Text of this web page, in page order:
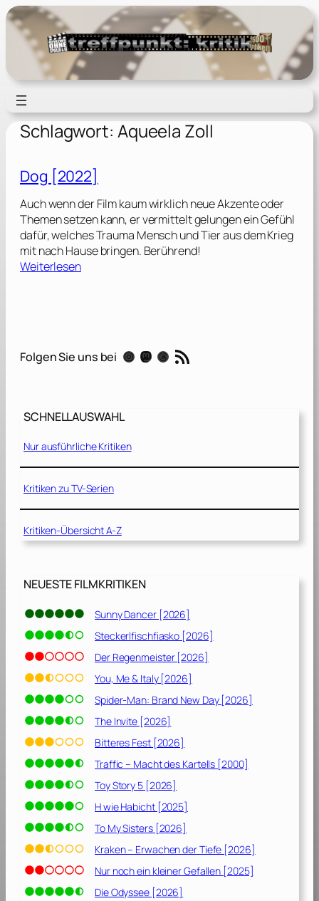
Zum
Inhalt
springen
Schlagwort: Aqueela Zoll
Dog [2022]
Auch wenn der Film kaum wirklich neue Akzente oder
Themen setzen kann, er vermittelt gelungen ein Gefühl
dafür, welches Trauma Mensch und Tier aus dem Krieg
mit nach Hause bringen. Berührend!
Weiterlesen:
0
Folgen Sie uns bei Instagram Mastodon Threads RSS-Feed
SCHNELLAUSWAHL
Nur ausführliche Kritiken
Kritiken zu TV-Serien
Kritiken-Übersicht A-Z
NEUESTE FILMKRITIKEN
Sunny Dancer [2026]
Steckerlfischfiasko [2026]
Der Regenmeister [2026]
You, Me & Italy [2026]
Spider-Man: Brand New Day [2026]
The Invite [2026]
Bitteres Fest [2026]
Traffic – Macht des Kartells [2000]
Toy Story 5 [2026]
H wie Habicht [2025]
To My Sisters [2026]
Kraken – Erwachen der Tiefe [2026]
Nur noch ein kleiner Gefallen [2025]
Die Odyssee [2026]